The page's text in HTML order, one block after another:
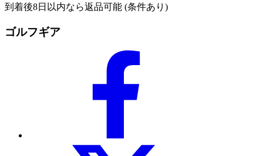
到着後8日以内なら返品可能 (条件あり)
ゴルフギア